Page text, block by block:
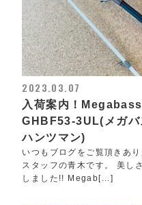
2023.03.07
入荷案内！
GHBF53-3UL(メガバ
ハンツマン)
いつもブログをご覧頂きあ
スタッフの青木です。 美し
しました!! Megab[...]